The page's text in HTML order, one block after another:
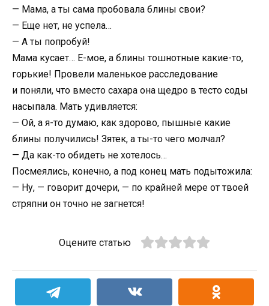
— Мама, а ты сама пробовала блины свои?
— Еще нет, не успела…
— А ты попробуй!
Мама кусает… Е-мое, а блины тошнотные какие-то,
горькие! Провели маленькое расследование
и поняли, что вместо сахара она щедро в тесто соды
насыпала. Мать удивляется:
— Ой, а я-то думаю, как здорово, пышные какие
блины получились! Зятек, а ты-то чего молчал?
— Да как-то обидеть не хотелось…
Посмеялись, конечно, а под конец мать подытожила:
— Ну, — говорит дочери, — по крайней мере от твоей
стряпни он точно не загнется!
Оцените статью